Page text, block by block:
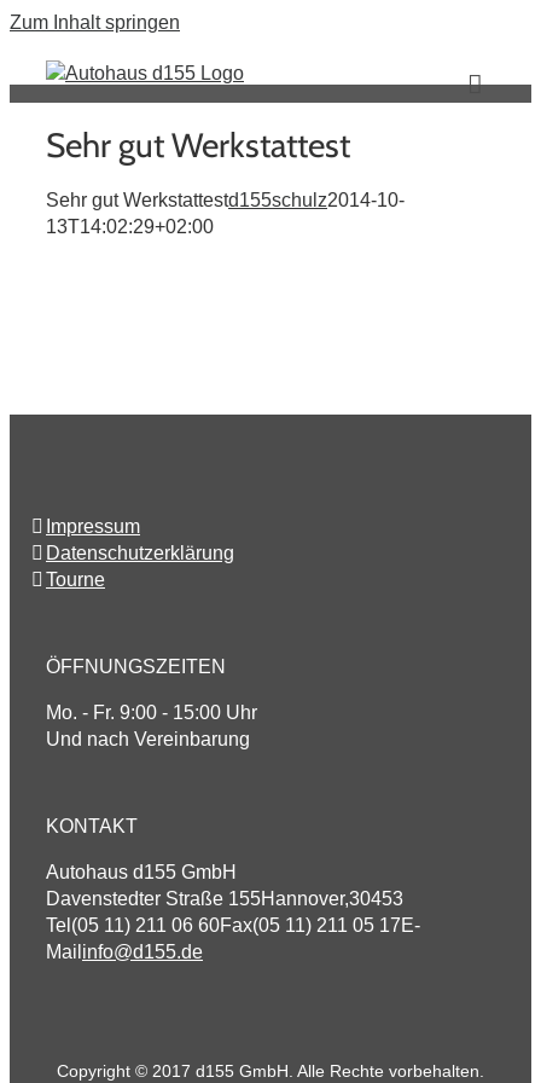
Zum Inhalt springen
Sehr gut Werkstattest
Sehr gut Werkstattestd155schulz2014-10-
13T14:02:29+02:00
Impressum
Datenschutzerklärung
Tourne
ÖFFNUNGSZEITEN
Mo. - Fr. 9:00 - 15:00 Uhr
Und nach Vereinbarung
KONTAKT
Autohaus d155 GmbH
Davenstedter Straße 155Hannover,30453
Tel (05 11) 211 06 60Fax(05 11) 211 05 17E-
Mail info@d155.de
Copyright © 2017 d155 GmbH. Alle Rechte vorbehalten.